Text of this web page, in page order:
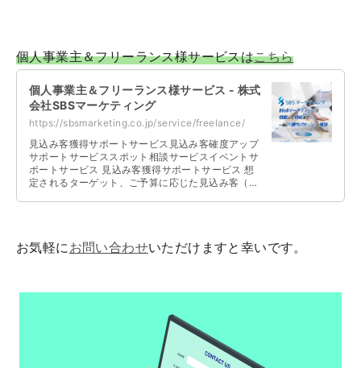
個人事業主＆フリーランス様サービスはこちら
個人事業主＆フリーランス様サービス - 株式
会社SBSマーケティング
https://sbsmarketing.co.jp/service/freelance/
見込み客獲得サポートサービス見込み客確度アップ
サポートサービススポット相談サービスイベントサ
ポートサービス 見込み客獲得サポートサービス 想
定されるターゲット、ご予算に応じた見込み客（リ
お気軽に お問い合わせいただけますと幸いです。